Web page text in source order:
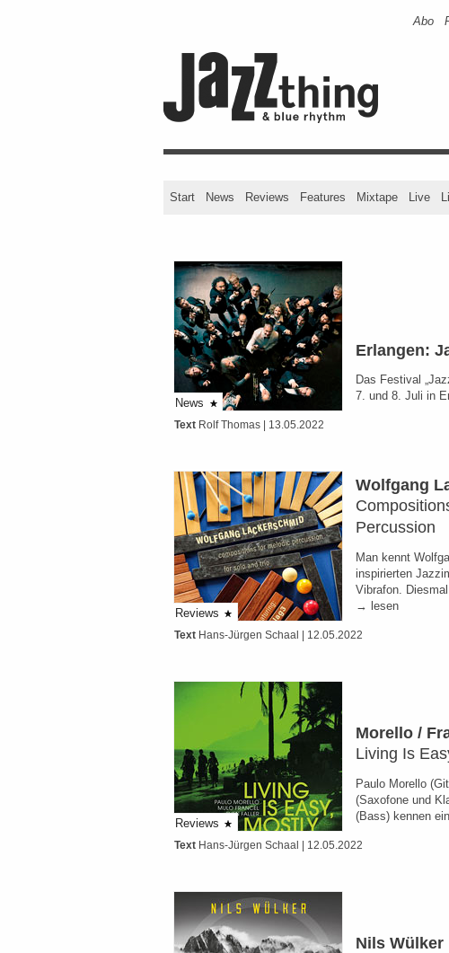
Abo
Start News Reviews Features Mixtape Live
News
Erlangen:
Das Festival
7. und 8. Juli in
Text Rolf Thomas | 13.05.2022
Reviews
Wolfgang
Percussion
Man kennt
inspirierten
Vibrafon.
→ lesen
Text Hans-Jürgen Schaal | 12.05.2022
Reviews
Morello /
Living Is
Paulo Morello
(Saxofone und
(Bass) kennen
Text Hans-Jürgen Schaal | 12.05.2022
Nils Wülker